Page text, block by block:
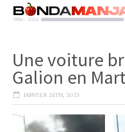
Une voiture
Galion en
JANVIER 24TH, 2023